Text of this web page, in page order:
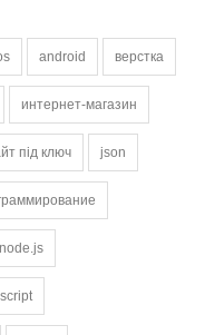
android верстка
интернет-магазин
під ключ json
node.js